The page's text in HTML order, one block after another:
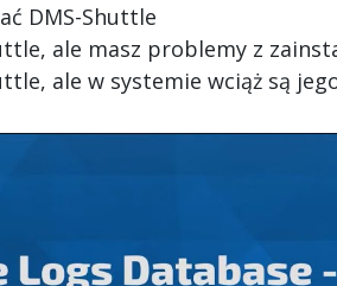
DMS-Shuttle
ale masz problemy z
ale w systemie wciąż są